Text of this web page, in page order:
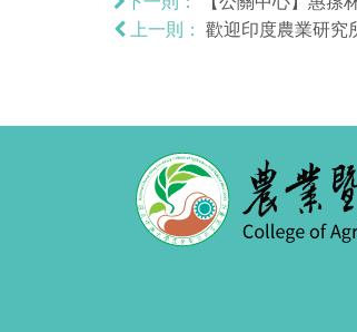
上一則：
歡迎印度農業研究